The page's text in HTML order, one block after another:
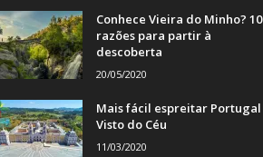
Conhece Vieira do Minho? 10
razões para partir à
descoberta
20/05/2020
Mais fácil espreitar Portugal
Visto do Céu
11/03/2020